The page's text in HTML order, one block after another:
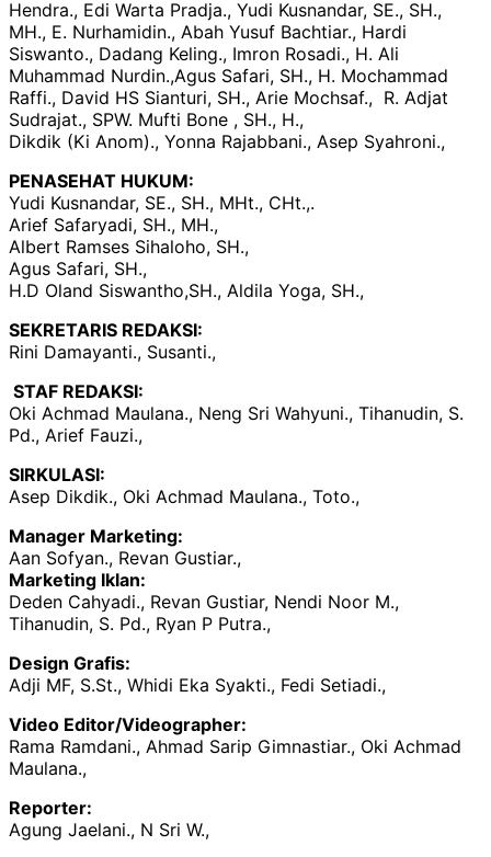
Hendra., Edi Warta Pradja., Yudi Kusnandar, SE., SH.,
MH., E. Nurhamidin., Abah Yusuf Bachtiar., Hardi
Siswanto., Dadang Keling., Imron Rosadi., H. Ali
Muhammad Nurdin.,Agus Safari, SH., H. Mochammad
Raffi., David HS Sianturi, SH., Arie Mochsaf., R. Adjat
Sudrajat., SPW. Mufti Bone , SH., H.,
Dikdik (Ki Anom)., Yonna Rajabbani., Asep Syahroni.,
PENASEHAT HUKUM:
Yudi Kusnandar, SE., SH., MHt., CHt.,.
Arief Safaryadi, SH., MH.,
Albert Ramses Sihaloho, SH.,
Agus Safari, SH.,
H.D Oland Siswantho,SH., Aldila Yoga, SH.,
SEKRETARIS REDAKSI:
Rini Damayanti., Susanti.,
STAF REDAKSI:
Oki Achmad Maulana., Neng Sri Wahyuni., Tihanudin, S.
Pd., Arief Fauzi.,
SIRKULASI:
Asep Dikdik., Oki Achmad Maulana., Toto.,
Manager Marketing:
Aan Sofyan., Revan Gustiar.,
Marketing Iklan:
Deden Cahyadi., Revan Gustiar, Nendi Noor M.,
Tihanudin, S. Pd., Ryan P Putra.,
Design Grafis:
Adji MF, S.St., Whidi Eka Syakti., Fedi Setiadi.,
Video Editor/Videographer:
Rama Ramdani., Ahmad Sarip Gimnastiar., Oki Achmad
Maulana.,
Reporter:
Agung Jaelani., N Sri W.,